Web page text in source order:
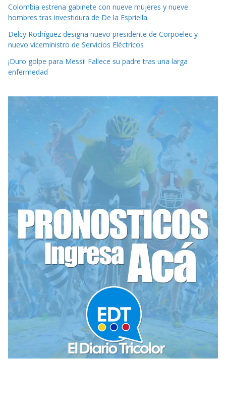
Colombia estrena gabinete con nueve mujeres y nueve
hombres tras investidura de De la Espriella
Delcy Rodríguez designa nuevo presidente de Corpoelec y
nuevo viceministro de Servicios Eléctricos
¡Duro golpe para Messi! Fallece su padre tras una larga
enfermedad